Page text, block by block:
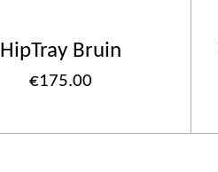
HipTray Bruin
€175.00